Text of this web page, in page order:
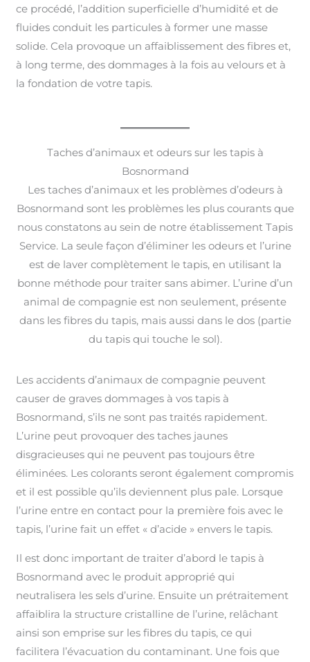
ce procédé, l’addition superficielle d’humidité et de
fluides conduit les particules à former une masse
solide. Cela provoque un affaiblissement des fibres et,
à long terme, des dommages à la fois au velours et à
la fondation de votre tapis.
Taches d’animaux et odeurs sur les tapis à
Bosnormand
Les taches d’animaux et les problèmes d’odeurs à
Bosnormand sont les problèmes les plus courants que
nous constatons au sein de notre établissement Tapis
Service. La seule façon d’éliminer les odeurs et l’urine
est de laver complètement le tapis, en utilisant la
bonne méthode pour traiter sans abimer. L’urine d’un
animal de compagnie est non seulement, présente
dans les fibres du tapis, mais aussi dans le dos (partie
du tapis qui touche le sol).
Les accidents d’animaux de compagnie peuvent
causer de graves dommages à vos tapis à
Bosnormand, s’ils ne sont pas traités rapidement.
L’urine peut provoquer des taches jaunes
disgracieuses qui ne peuvent pas toujours être
éliminées. Les colorants seront également compromis
et il est possible qu’ils deviennent plus pale. Lorsque
l’urine entre en contact pour la première fois avec le
tapis, l’urine fait un effet « d’acide » envers le tapis.
Il est donc important de traiter d’abord le tapis à
Bosnormand avec le produit approprié qui
neutralisera les sels d’urine. Ensuite un prétraitement
affaiblira la structure cristalline de l’urine, relâchant
ainsi son emprise sur les fibres du tapis, ce qui
facilitera l’évacuation du contaminant. Une fois que